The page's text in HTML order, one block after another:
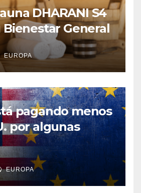
DHARANI S4
Bienestar General
EUROPA
pagando menos
por algunas
EUROPA